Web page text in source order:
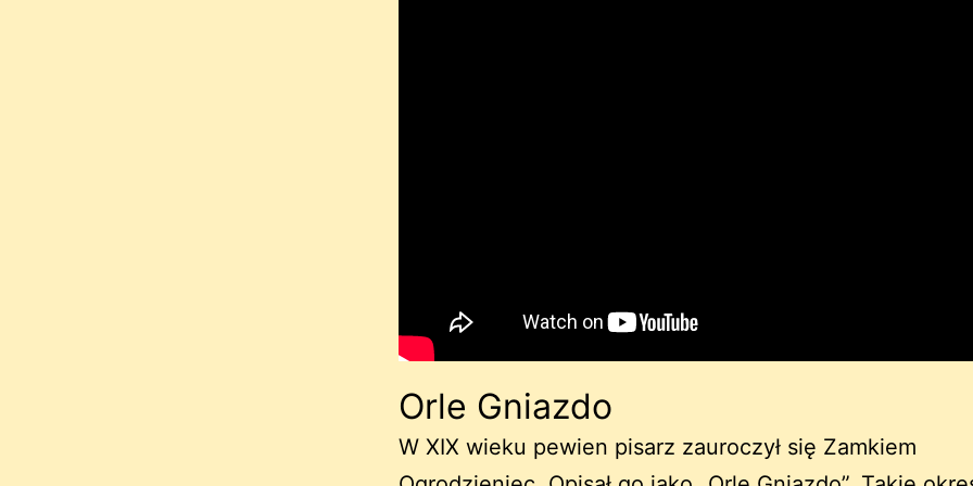
Orle Gniazdo
W XIX wieku pewien pisarz zauroczył się Zamkiem